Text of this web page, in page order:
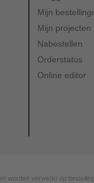
Mijn
Mijn projecten
Nabestellen
Orderstatus
Online editor
worden verwerkt op